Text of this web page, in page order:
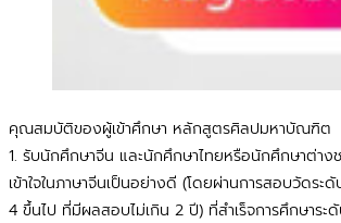
คุณสมบัติของผู้เข้าศึกษา หลักสูตรศิลปมหาบัณฑิต
1. รับนักศึกษาจีน และนักศึกษาไทยหรือนักศึกษาต่าง
เข้าใจในภาษาจีนเป็นอย่างดี (โดยผ่านการสอบวัดระ
4 ขึ้นไป ที่มีผลสอบไม่เกิน 2 ปี) ที่สำเร็จการศึกษาร